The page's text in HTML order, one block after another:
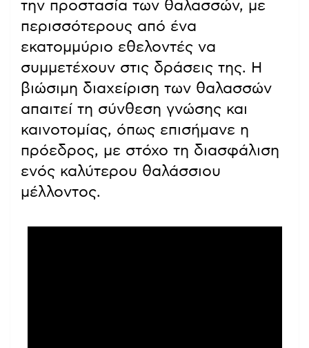
την προστασία των θαλασσών, με
περισσότερους από ένα
εκατομμύριο εθελοντές να
συμμετέχουν στις δράσεις της. Η
βιώσιμη διαχείριση των θαλασσών
απαιτεί τη σύνθεση γνώσης και
καινοτομίας, όπως επισήμανε η
πρόεδρος, με στόχο τη διασφάλιση
ενός καλύτερου θαλάσσιου
μέλλοντος.